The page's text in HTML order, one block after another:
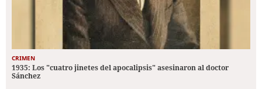
CRIMEN
1935: Los "cuatro jinetes del apocalipsis" asesinaron al doctor
Sánchez